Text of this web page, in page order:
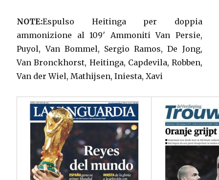
NOTE:Espulso Heitinga per doppia
ammonizione al 109′ Ammoniti Van Persie,
Puyol, Van Bommel, Sergio Ramos, De Jong,
Van Bronckhorst, Heitinga, Capdevila, Robben,
Van der Wiel, Mathijsen, Iniesta, Xavi